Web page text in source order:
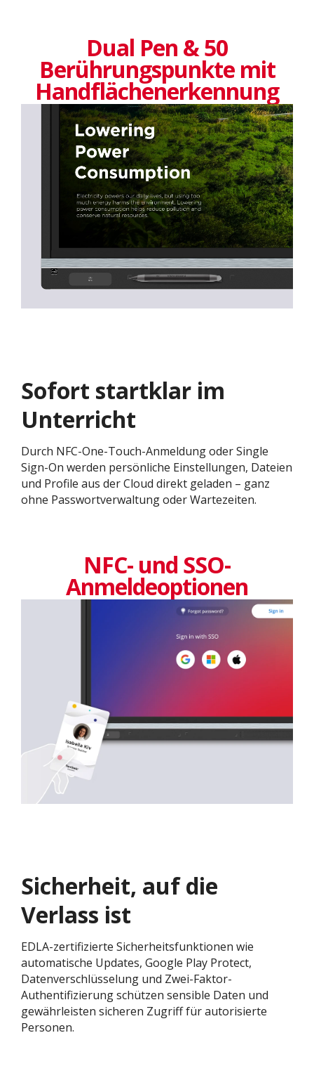
Dual Pen & 50
Berührungspunkte mit
Handflächenerkennung
Sofort startklar im
Unterricht
Durch NFC-One-Touch-Anmeldung oder Single
Sign-On werden persönliche Einstellungen, Dateien
und Profile aus der Cloud direkt geladen – ganz
ohne Passwortverwaltung oder Wartezeiten.
NFC- und SSO-
Anmeldeoptionen
Sicherheit, auf die
Verlass ist
EDLA-zertifizierte Sicherheitsfunktionen wie
automatische Updates, Google Play Protect,
Datenverschlüsselung und Zwei-Faktor-
Authentifizierung schützen sensible Daten und
gewährleisten sicheren Zugriff für autorisierte
Personen.